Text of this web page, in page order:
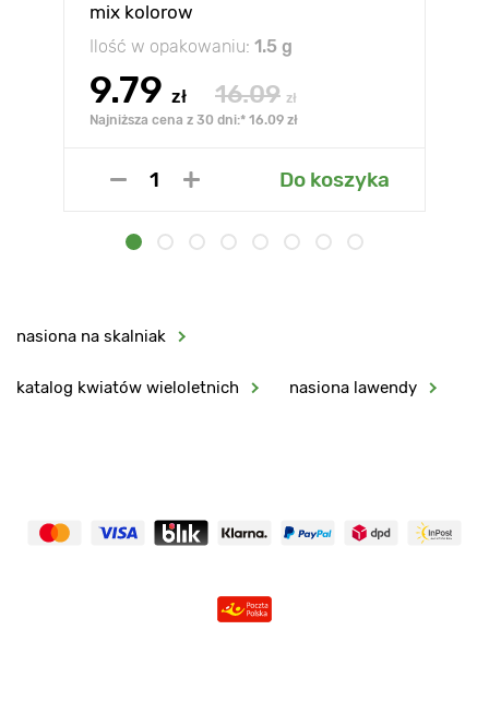
mix kolorow
Ilość w opakowaniu: 1.5 g
9.79 zł 16.09 zł
Najniższa cena z 30 dni:* 16.09 zł
Do koszyka
nasiona na skalniak
katalog kwiatów wieloletnich nasiona lawendy